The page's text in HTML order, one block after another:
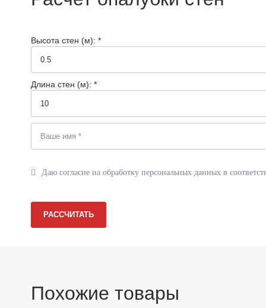
Вопрос-ответ
Фотогалерея
Статьи
Новости
Отзывы
Контакты
Высота стен (м): *
Длина стен (м): *
Даю согласие на обработку персональных данных в
РАССЧИТАТЬ
Похожие товары